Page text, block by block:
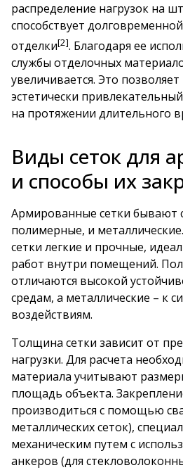
распределение нагрузок на
способствует
отделки[2]. Благодаря ее
службы отделочных
увеличивается. Это
эстетически
на протяжении длительного
Виды сеток для
и способы их
Армированные сетки бывают
полимерные, и
сетки легкие и прочные,
работ внутри помещений.
отличаются высокой
средам, а металлические – к
воздействиям.
Толщина сетки зависит от
нагрузки. Для расчета
материала учитывают
площадь объекта.
производиться с помощью
металлических сеток),
механическим путем с
анкеров (для